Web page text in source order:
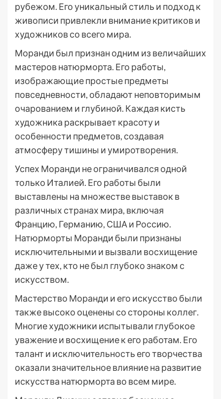
рубежом. Его уникальный стиль и подход к
живописи привлекли внимание критиков и
художников со всего мира.
Моранди был признан одним из величайших
мастеров натюрморта. Его работы,
изображающие простые предметы
повседневности, обладают неповторимым
очарованием и глубиной. Каждая кисть
художника раскрывает красоту и
особенности предметов, создавая
атмосферу тишины и умиротворения.
Успех Моранди не ограничивался одной
только Италией. Его работы были
выставлены на множестве выставок в
различных странах мира, включая
Францию, Германию, США и Россию.
Натюрморты Моранди были признаны
исключительными и вызвали восхищение
даже у тех, кто не был глубоко знаком с
искусством.
Мастерство Моранди и его искусство были
также высоко оценены со стороны коллег.
Многие художники испытывали глубокое
уважение и восхищение к его работам. Его
талант и исключительность его творчества
оказали значительное влияние на развитие
искусства натюрморта во всем мире.